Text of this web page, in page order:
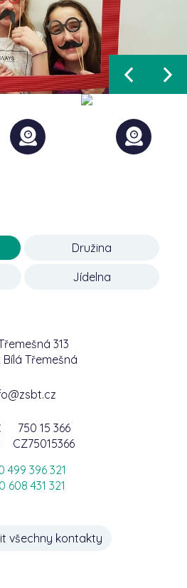
Družina
Jídelna
313
Bílá Třemešná
750 15 366
CZ75015366
499 396 321
608 431 321
všechny kontakty